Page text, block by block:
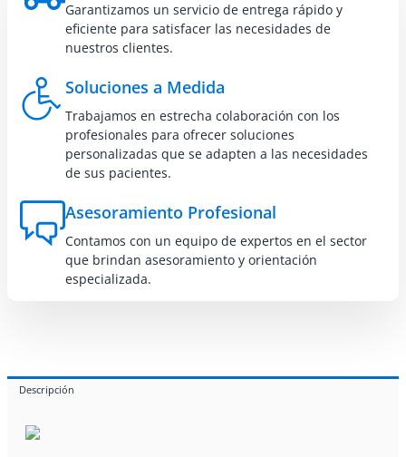
Garantizamos un servicio de entrega rápido y
eficiente para satisfacer las necesidades de
nuestros clientes.
Soluciones a Medida
Trabajamos en estrecha colaboración con los
profesionales para ofrecer soluciones
personalizadas que se adapten a las necesidades
de sus pacientes.
Asesoramiento Profesional
Contamos con un equipo de expertos en el sector
que brindan asesoramiento y orientación
especializada.
Descripción